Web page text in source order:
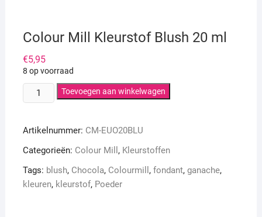
Colour Mill Kleurstof Blush 20 ml
€5,95
8 op voorraad
Colour
Mill
Blush
20
aantal
Toevoegen aan winkelwagen
Artikelnummer: CM-EUO20BLU
Categorieën: Colour Mill , Kleurstoffen
Tags: blush, Chocola, Colourmill , fondant, ganache,
kleuren, kleurstof, Poeder